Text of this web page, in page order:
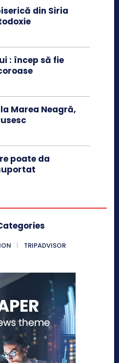
din Siria
: încep să fie
Marea Neagră,
poate da
TRIPADVISOR